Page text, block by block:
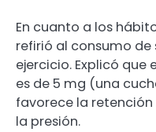
En cuanto a los
refirió al consumo
ejercicio. Explicó
es de 5 mg (una
favorece la
la presión.